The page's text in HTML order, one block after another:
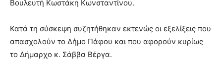
Βουλευτή Κωστάκη Κωνσταντίνου.
Κατά τη σύσκεψη συζητήθηκαν εκτενώς οι εξελίξεις που
απασχολούν το Δήμο Πάφου και που αφορούν κυρίως
το Δήμαρχο κ. Σάββα Βέργα.